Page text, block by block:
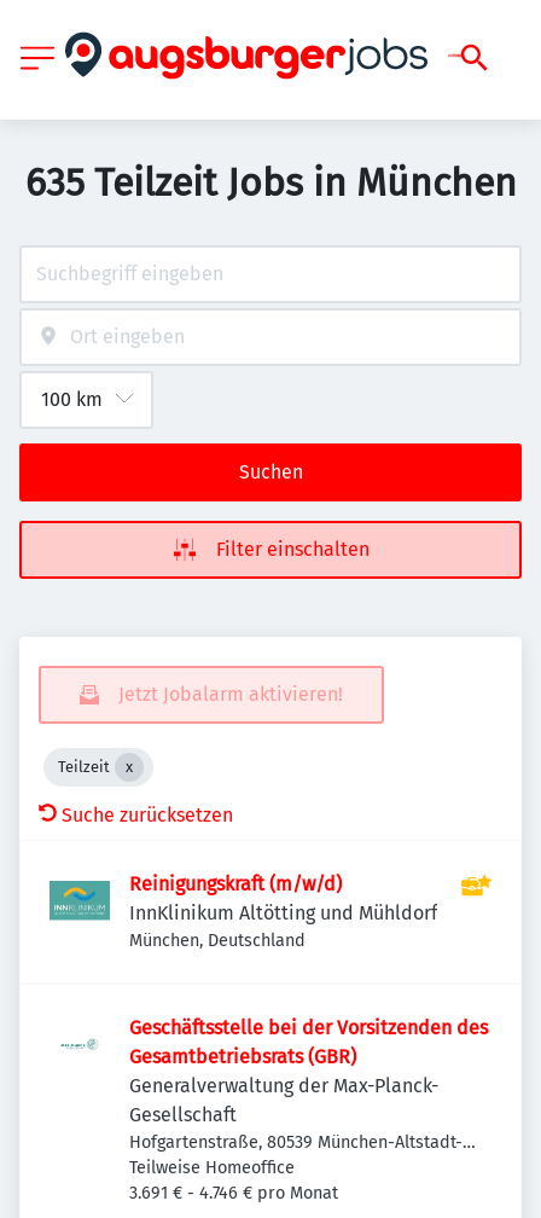
635 Teilzeit Jobs in München
Suchen
Filter einschalten
Jetzt Jobalarm aktivieren!
Teilzeit
Suche zurücksetzen
Reinigungskraft (m/w/d)
InnKlinikum Altötting und Mühldorf
München, Deutschland
Geschäftsstelle bei der Vorsitzenden des
Gesamtbetriebsrats (GBR)
Generalverwaltung der Max-Planck-
Gesellschaft
Hofgartenstraße, 80539 München-Altstadt-
Lehel, Deutschland
Teilweise Homeoffice
3.691 € - 4.746 € pro Monat